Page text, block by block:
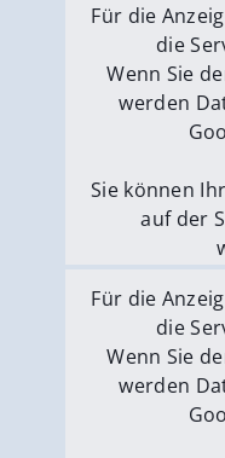
Externe
Für die
die
Wenn Sie
werden
Sie können
auf der
Externe
Für die
die
Wenn Sie
werden